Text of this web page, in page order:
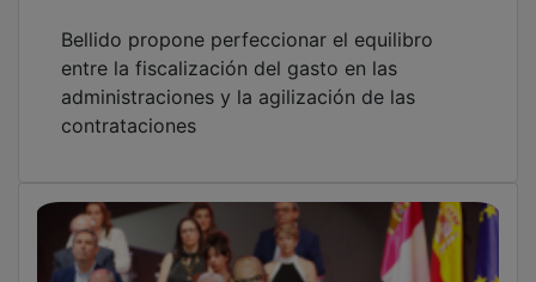
entre la fiscalización del gasto en las
administraciones y la agilización de las
contrataciones